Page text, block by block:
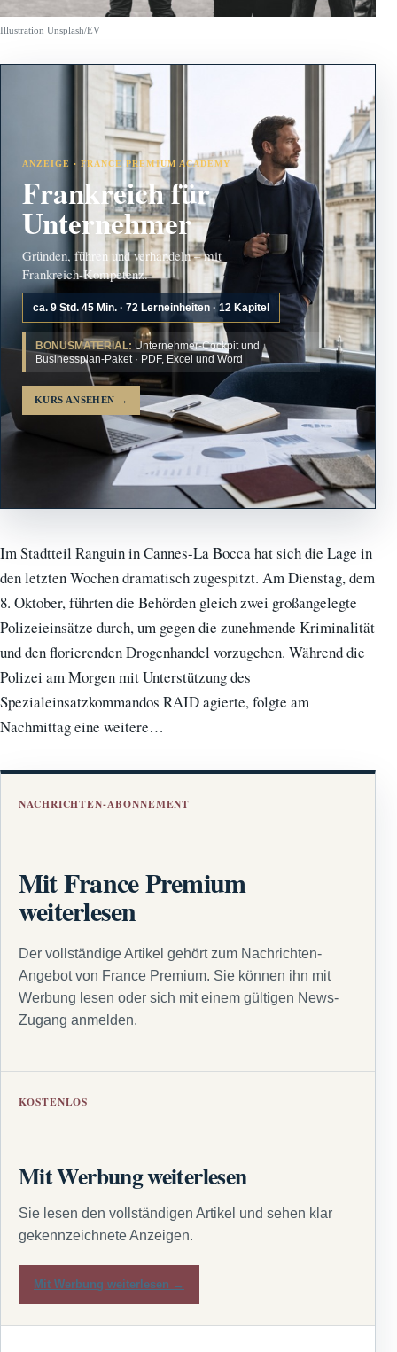
Illustration Unsplash/EV
ANZEIGE · FRANCE PREMIUM ACADEMY
Frankreich für
Unternehmer
Gründen, führen und verhandeln – mit
Frankreich-Kompetenz.
ca. 9 Std. 45 Min. · 72 Lerneinheiten · 12 Kapitel
BONUSMATERIAL: Unternehmer-Cockpit und
Businessplan-Paket · PDF, Excel und Word
KURS ANSEHEN →
Im Stadtteil Ranguin in Cannes-La Bocca hat sich die Lage in
den letzten Wochen dramatisch zugespitzt. Am Dienstag, dem
8. Oktober, führten die Behörden gleich zwei großangelegte
Polizeieinsätze durch, um gegen die zunehmende Kriminalität
und den florierenden Drogenhandel vorzugehen. Während die
Polizei am Morgen mit Unterstützung des
Spezialeinsatzkommandos RAID agierte, folgte am
Nachmittag eine weitere…
NACHRICHTEN-ABONNEMENT
Mit France Premium
weiterlesen
Der vollständige Artikel gehört zum Nachrichten-
Angebot von France Premium. Sie können ihn mit
Werbung lesen oder sich mit einem gültigen News-
Zugang anmelden.
KOSTENLOS
Mit Werbung weiterlesen
Sie lesen den vollständigen Artikel und sehen klar
gekennzeichnete Anzeigen.
Mit Werbung weiterlesen →